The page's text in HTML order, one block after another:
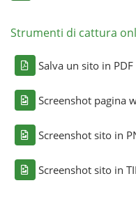
Strumenti di cattura
Salva un sito in PDF
Screenshot pagina
Screenshot sito in
Screenshot sito in